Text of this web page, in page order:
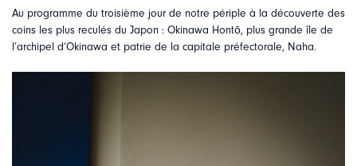
Au programme du troisième jour de notre périple à la découverte des
coins les plus reculés du Japon : Okinawa Hontō, plus grande île de
l’archipel d’Okinawa et patrie de la capitale préfectorale, Naha.